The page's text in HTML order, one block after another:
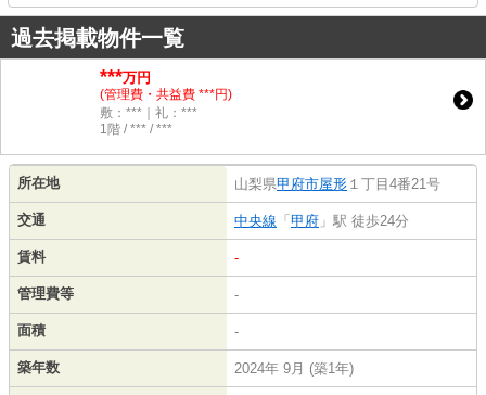
過去掲載物件一覧
***万円
(管理費・共益費 ***円)
敷：***｜礼：***
1階 / *** / ***
所在地 山梨県甲府市屋形 １丁目4番21号
交通 中央線 「 甲府 」駅 徒歩24分
賃料 -
管理費等 -
面積 -
築年数 2024年 9月 (築1年)